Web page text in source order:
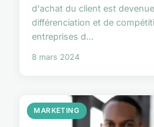
d'achat du client est
différenciation et de
entreprises d...
8 mars 2024
MARKETING